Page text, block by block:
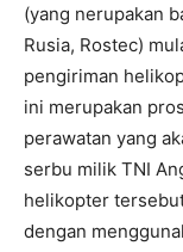
(yang nerupakan
Rusia, Rostec)
pengiriman
ini merupakan
perawatan yang
serbu milik TNI
helikopter
dengan